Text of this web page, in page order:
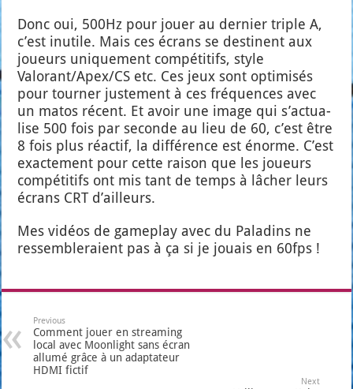
Donc oui, 500Hz pour jouer au der­nier triple A,
c’est inutile. Mais ces écrans se des­tinent aux
joueurs uni­que­ment com­pé­ti­tifs, style
Valorant/Apex/CS etc. Ces jeux sont opti­mi­sés
pour tour­ner jus­te­ment à ces fré­quences avec
un matos récent. Et avoir une image qui s’ac­tua­
lise 500 fois par seconde au lieu de 60, c’est être
8 fois plus réac­tif, la dif­fé­rence est énorme. C’est
exac­te­ment pour cette rai­son que les joueurs
com­pé­ti­tifs ont mis tant de temps à lâcher leurs
écrans CRT d’ailleurs.
Mes vidéos de game­play avec du Pala­dins ne
res­sem­ble­raient pas à ça si je jouais en 60fps !
Previous
Comment jouer en streaming
local avec Moonlight sans écran
allumé grâce à un adaptateur
HDMI fictif
Next